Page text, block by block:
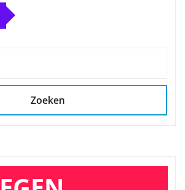
Zoeken